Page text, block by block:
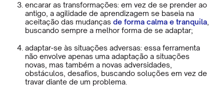
encarar as transformações: em vez de se prender ao
antigo, a agilidade de aprendizagem se baseia na
aceitação das mudanças de forma calma e tranquila
buscando sempre a melhor forma de se adaptar;
adaptar-se às situações adversas: essa ferramenta
não envolve apenas uma adaptação a situações
novas, mas também a novas adversidades,
obstáculos, desafios, buscando soluções em vez de
travar diante de um problema.